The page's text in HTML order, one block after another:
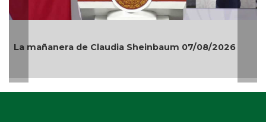
La mañanera de Claudia Sheinbaum 07/08/2026